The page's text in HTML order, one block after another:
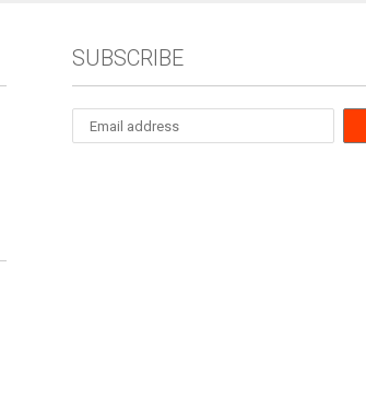
SUBSCRIBE